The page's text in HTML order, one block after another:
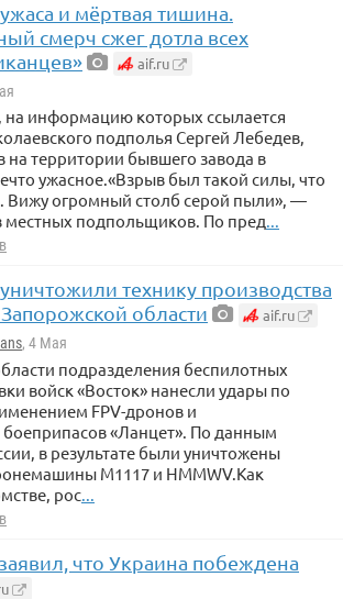
и мёртвая тишина.
смерч сжег дотла всех
aif.ru
информацию которых ссылается
подполья Сергей Лебедев,
территории бывшего завода в
ужасное.«Взрыв был такой силы, что
Вижу огромный столб серой пыли», —
подпольщиков. По пред...
технику производства
области
aif.ru
, 4 Мая
подразделения беспилотных
войск «Восток» нанесли удары по
FPV-дронов и
«Ланцет». По данным
в результате были уничтожены
M1117 и HMMWV.Как
рос
что Украина побеждена